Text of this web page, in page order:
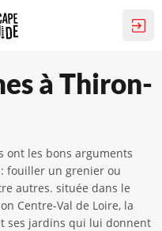
à Thiron-
ont les bons arguments
fouiller un grenier ou
autres. située dans le
Centre-Val de Loire, la
ses jardins qui lui donnent